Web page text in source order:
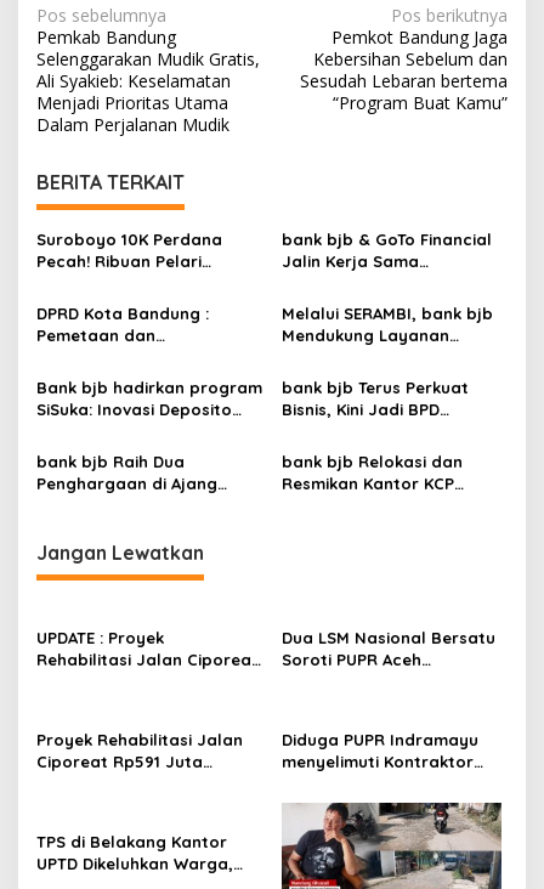
N
a
v
i
a
s
i
o
Pos sebelumnya
Pemkab Bandung
Selenggarakan Mudik Gratis,
Ali Syakieb: Keselamatan
Menjadi Prioritas Utama
Dalam Perjalanan Mudik
Pos berikutnya
Pemkot Bandung Jaga
Kebersihan Sebelum dan
Sesudah Lebaran bertema
“Program Buat Kamu”
BERITA TERKAIT
Suroboyo 10K Perdana
Pecah! Ribuan Pelari
Tourism Makin Bergairah
bank bjb & GoTo Financial
Jalin Kerja Sama
Nasabah
DPRD Kota Bandung :
Pemetaan dan
Kesehatan Perlu
Dioptimalkan
Melalui SERAMBI, bank bjb
Mendukung Layanan
Kebutuhan Ramadan dan
Lebaran
Bank bjb hadirkan program
SiSuka: Inovasi Deposito
menarik
bank bjb Terus Perkuat
Bisnis, Kini Jadi BPD
Margin di Indonesia
bank bjb Raih Dua
Penghargaan di Ajang
bank bjb Relokasi dan
Resmikan Kantor KCP
Jangan Lewatkan
UPDATE : Proyek
Rehabilitasi Jalan Ciporeat
Dua LSM Nasional Bersatu
Soroti PUPR Aceh
Anggaran Rp106 Miliar
Proyek Rehabilitasi Jalan
Ciporeat Rp591 Juta
Penjelasan
Diduga PUPR Indramayu
menyelimuti Kontraktor
perdulikan adanya
Pengaduan
TPS di Belakang Kantor
UPTD Dikeluhkan Warga,